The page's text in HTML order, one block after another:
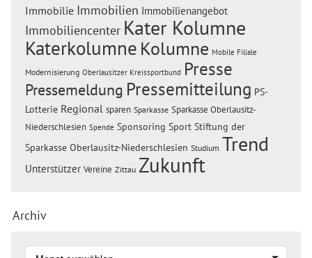
Immobilie Immobilien Immobilienangebot
Immobiliencenter Kater Kolumne
Katerkolumne Kolumne Mobile Filiale
Modernisierung Oberlausitzer Kreissportbund Presse
Pressemeldung Pressemitteilung PS-
Lotterie Regional sparen Sparkasse Sparkasse Oberlausitz-
Niederschlesien Spende Sponsoring Sport Stiftung der
Sparkasse Oberlausitz-Niederschlesien Studium Trend
Unterstützer Vereine Zittau Zukunft
Archiv